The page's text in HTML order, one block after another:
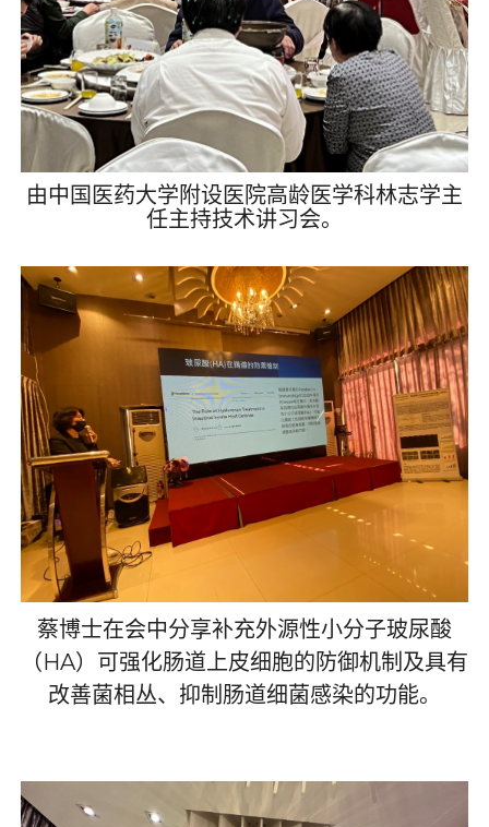
由中国医药大学附设医院高龄医学科林志学主
任主持技术讲习会。
蔡博士在会中分享补充外源性小分子玻尿酸
（HA）可强化肠道上皮细胞的防御机制及具有
改善菌相丛、抑制肠道细菌感染的功能。